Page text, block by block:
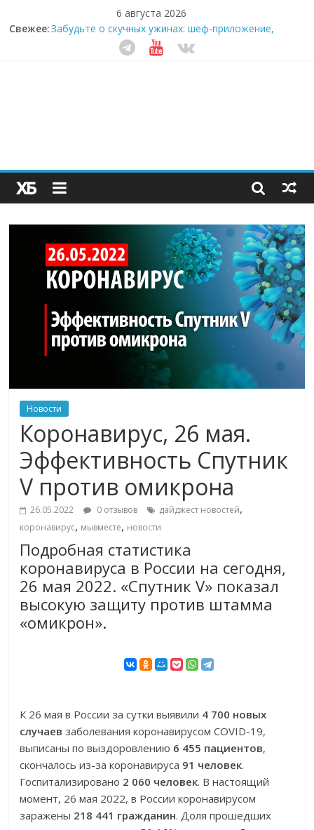
6 августа 2026
Свежее:Забудьте о скучных ужинах: шеф-приложение,
которое видит вашу еду насквозь
Небо зовёт: как бизнес на полётах дронов и
Секрет супергидратации: почему кокосовая вода с
пребиотиками становится главным трендом
здорового питания
Новости
Коронавирус, 26 мая.
Эффективность Спутник
V против омикрона
26.05.2022 0 отзывов дайджест новостей,
коронавирус, мывместе, новости
Подробная статистика
коронавируса в России на сегодня,
26 мая 2022. «Спутник V» показал
высокую защиту против штамма
«омикрон».
К 26 мая в России за сутки выявили 4 700 новых
случаев заболевания коронавирусом COVID-19,
выписаны по выздоровлению 6 455 пациентов,
скончалось из-за коронавируса 91 человек.
Госпитализировано 2 060 человек. В настоящий
момент, 26 мая 2022, в России коронавирусом
заражены 218 441 гражданин. Доля прошедших